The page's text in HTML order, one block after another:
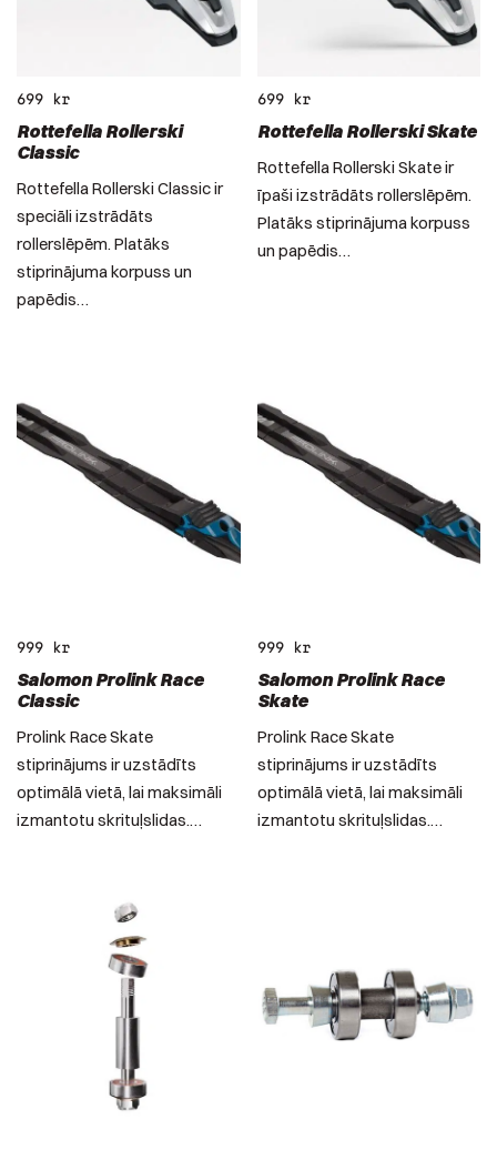
699 kr
Rottefella Rollerski
Classic
Rottefella Rollerski Classic ir
speciāli izstrādāts
rollerslēpēm. Platāks
stiprinājuma korpuss un
papēdis…
699 kr
Rottefella Rollerski Skate
Rottefella Rollerski Skate ir
īpaši izstrādāts rollerslēpēm.
Platāks stiprinājuma korpuss
un papēdis…
999 kr
Salomon Prolink Race
Classic
Prolink Race Skate
stiprinājums ir uzstādīts
optimālā vietā, lai maksimāli
izmantotu skrituļslidas.…
999 kr
Salomon Prolink Race
Skate
Prolink Race Skate
stiprinājums ir uzstādīts
optimālā vietā, lai maksimāli
izmantotu skrituļslidas.…